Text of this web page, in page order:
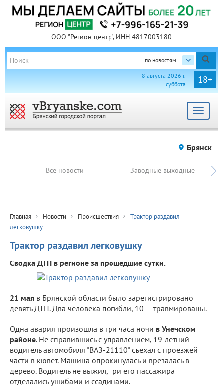
ООО "Регион центр", ИНН 4817003180
по новостям
18+
8 августа 2026 г.
суббота
Toggle
Брянск
Все новости Заводные выходные
Главная Новости Происшествия
Трактор раздавил
легковушку
Трактор раздавил легковушку
Сводка ДТП в регионе за прошедшие сутки.
21 мая в Брянской области было зарегистрировано
девять ДТП. Два человека погибли, 10 — травмированы.
Одна авария произошла в три часа ночи в Унечском
районе. Не справившись с управлением, 19-летний
водитель автомобиля "ВАЗ-21110" съехал с проезжей
части в кювет. Машина опрокинулась и врезалась в
дерево. Водитель не выжил, три его пассажира
отделались ушибами и ссадинами.